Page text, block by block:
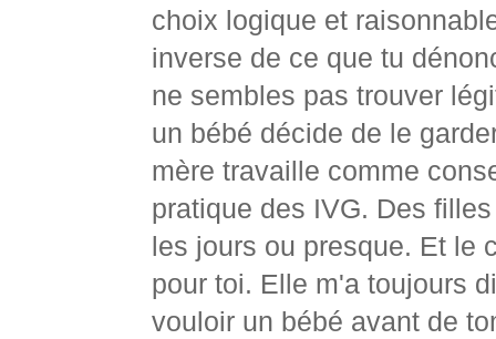
choix logique et
inverse de ce que tu
ne sembles pas trouver
un bébé décide de le
mère travaille comme
pratique des IVG. Des
les jours ou presque. Et le
pour toi. Elle m'a toujours
vouloir un bébé avant de